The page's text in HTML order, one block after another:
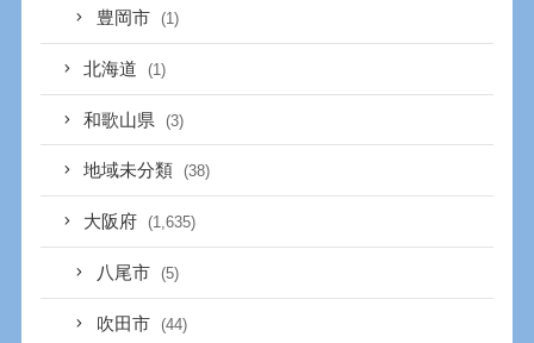
豊岡市 (1)
北海道 (1)
和歌山県 (3)
地域未分類 (38)
大阪府 (1,635)
八尾市 (5)
吹田市 (44)